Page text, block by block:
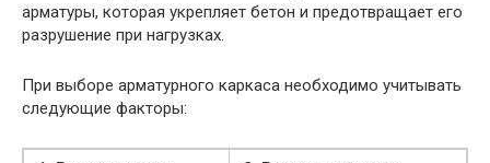
арматуры, которая укрепляет бетон и предотвращает его
разрушение при нагрузках.
При выборе арматурного каркаса необходимо учитывать
следующие факторы: